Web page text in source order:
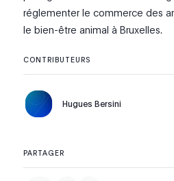
réglementer le commerce des
le bien-être animal à Bruxelles.
CONTRIBUTEURS
Hugues Bersini
PARTAGER